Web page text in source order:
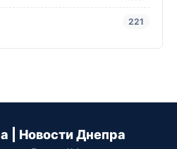
221
| Новости Днепра